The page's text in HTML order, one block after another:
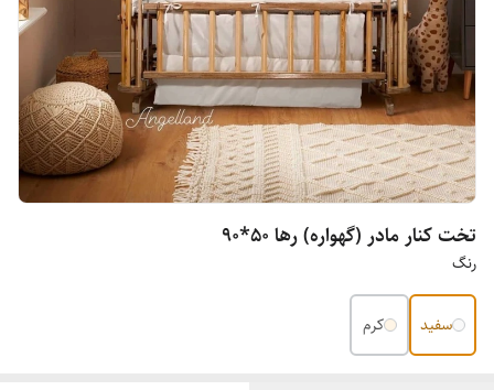
تخت کنار مادر (گهواره) رها ۵۰*۹۰
رنگ
سفید کرم